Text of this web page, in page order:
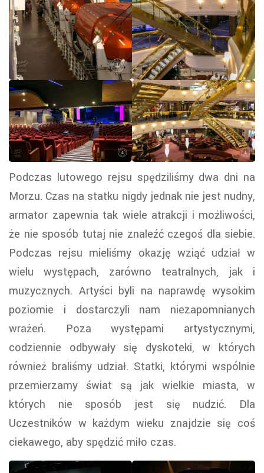
Podczas lutowego rejsu spędziliśmy dwa dni na
Morzu. Czas na statku nigdy jednak nie jest nudny,
armator zapewnia tak wiele atrakcji i możliwości,
że nie sposób tutaj nie znaleźć czegoś dla siebie.
Podczas rejsu mieliśmy okazję wziąć udział w
wielu występach, zarówno teatralnych, jak i
muzycznych. Artyści byli na naprawdę wysokim
poziomie i dostarczyli nam niezapomnianych
wrażeń. Poza występami artystycznymi,
codziennie odbywały się dyskoteki, w których
również braliśmy udział. Statki, którymi wspólnie
przemierzamy świat są jak wielkie miasta, w
których nie sposób jest się nudzić. Dla
Uczestników w każdym wieku znajdzie się coś
ciekawego, aby spędzić miło czas.